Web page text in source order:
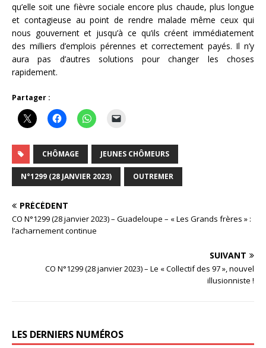
qu’elle soit une fièvre sociale encore plus chaude, plus longue
et contagieuse au point de rendre malade même ceux qui
nous gouvernent et jusqu’à ce qu’ils créent immédiatement
des milliers d’emplois pérennes et correctement payés. Il n’y
aura pas d’autres solutions pour changer les choses
rapidement.
Partager :
CHÔMAGE JEUNES CHÔMEURS
N°1299 (28 JANVIER 2023) OUTREMER
PRÉCÉDENT
CO N°1299 (28 janvier 2023) – Guadeloupe – « Les Grands frères » :
l’acharnement continue
SUIVANT
CO N°1299 (28 janvier 2023) – Le « Collectif des 97 », nouvel
illusionniste !
LES DERNIERS NUMÉROS